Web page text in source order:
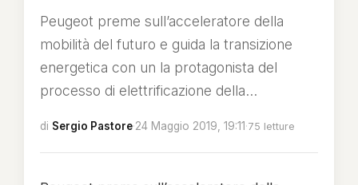
Peugeot preme sull’acceleratore della
mobilità del futuro e guida la transizione
energetica con un la protagonista del
processo di elettrificazione della...
di Sergio Pastore·24 Maggio 2019, 19:11·75 letture